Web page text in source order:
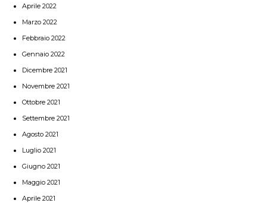
Aprile 2022
Marzo 2022
Febbraio 2022
Gennaio 2022
Dicembre 2021
Novembre 2021
Ottobre 2021
Settembre 2021
Agosto 2021
Luglio 2021
Giugno 2021
Maggio 2021
Aprile 2021